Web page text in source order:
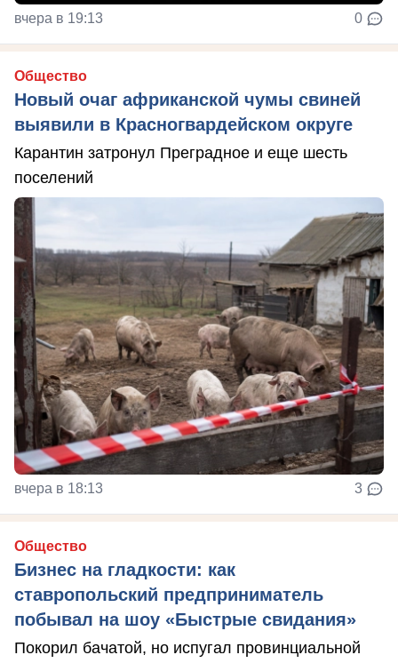
вчера в 19:13 0
Общество
Новый очаг африканской чумы свиней
выявили в Красногвардейском округе
Карантин затронул Преградное и еще шесть
поселений
вчера в 18:13 3
Общество
Бизнес на гладкости: как
ставропольский предприниматель
побывал на шоу «Быстрые свидания»
Покорил бачатой, но испугал провинциальной